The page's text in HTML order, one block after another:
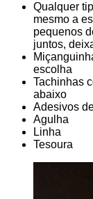
Qualquer
mesmo a
pequenos
juntos,
escolha
Tachinhas
abaixo
Adesivos
Agulha
Linha
Tesoura